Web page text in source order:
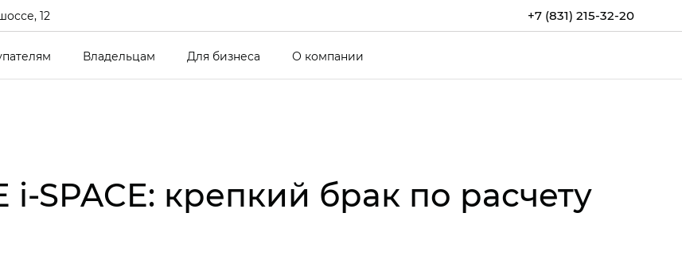
+7 (831) 215-32-20
12
Владельцам Для бизнеса О компании
i‑SPACE: крепкий брак по расчету